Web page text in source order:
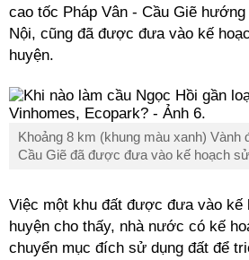
cao tốc Pháp Vân - Cầu Giẽ
Nội, cũng đã được đưa vào kế
huyện.
Khoảng 8 km (khung màu xanh) Vành
Cầu Giẽ đã được đưa vào kế hoạch
Việc một khu đất được đưa vào kế
huyện cho thấy, nhà nước có kế
chuyển mục đích sử dụng đất để